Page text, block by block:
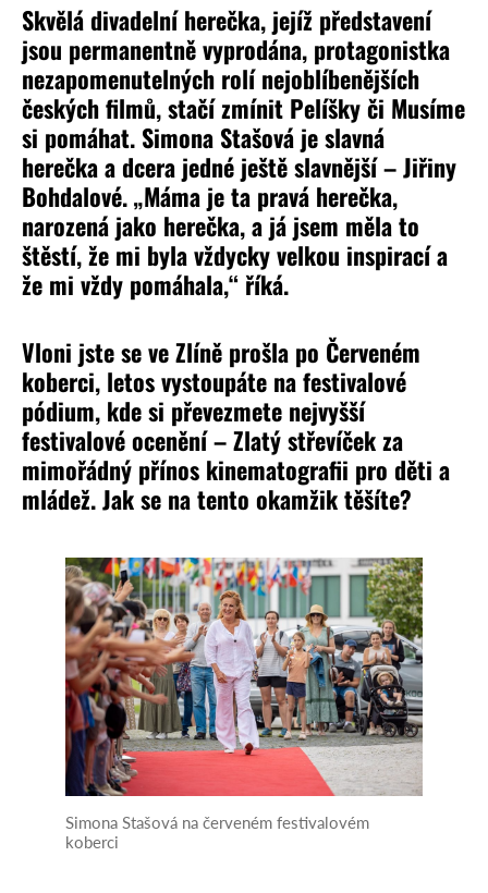
Skvělá divadelní herečka, jejíž představení
jsou permanentně vyprodána, protagonistka
nezapomenutelných rolí nejoblíbenějších
českých filmů, stačí zmínit Pelíšky či Musíme
si pomáhat. Simona Stašová je slavná
herečka a dcera jedné ještě slavnější – Jiřiny
Bohdalové. „Máma je ta pravá herečka,
narozená jako herečka, a já jsem měla to
štěstí, že mi byla vždycky velkou inspirací a
že mi vždy pomáhala,“ říká.
Vloni jste se ve Zlíně prošla po Červeném
koberci, letos vystoupáte na festivalové
pódium, kde si převezmete nejvyšší
festivalové ocenění – Zlatý střevíček za
mimořádný přínos kinematografii pro děti a
mládež. Jak se na tento okamžik těšíte?
Simona Stašová na červeném festivalovém
koberci